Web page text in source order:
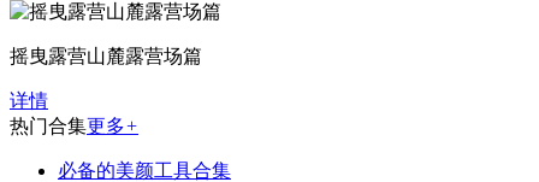
摇曳露营山麓露营场篇
详情
热门合集更多+
必备的美颜工具合集